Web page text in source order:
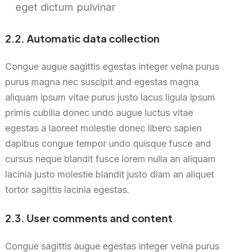
eget dictum pulvinar
2.2. Automatic data collection
Congue augue sagittis egestas integer velna purus
purus magna nec suscipit and egestas magna
aliquam ipsum vitae purus justo lacus ligula ipsum
primis cubilia donec undo augue luctus vitae
egestas a laoreet molestie donec libero sapien
dapibus congue tempor undo quisque fusce and
cursus neque blandit fusce lorem nulla an aliquam
lacinia justo molestie blandit justo diam an aliquet
tortor sagittis lacinia egestas.
2.3. User comments and content
Congue sagittis augue egestas integer velna purus